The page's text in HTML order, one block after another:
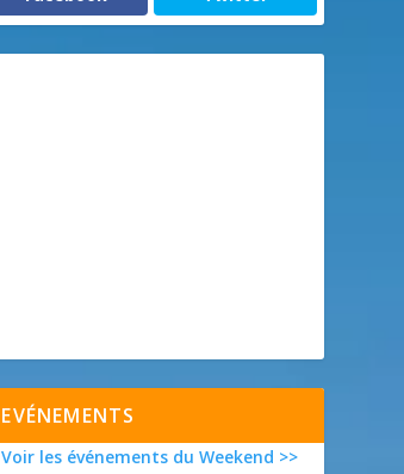
EVÉNEMENTS
Voir les événements du Weekend >>